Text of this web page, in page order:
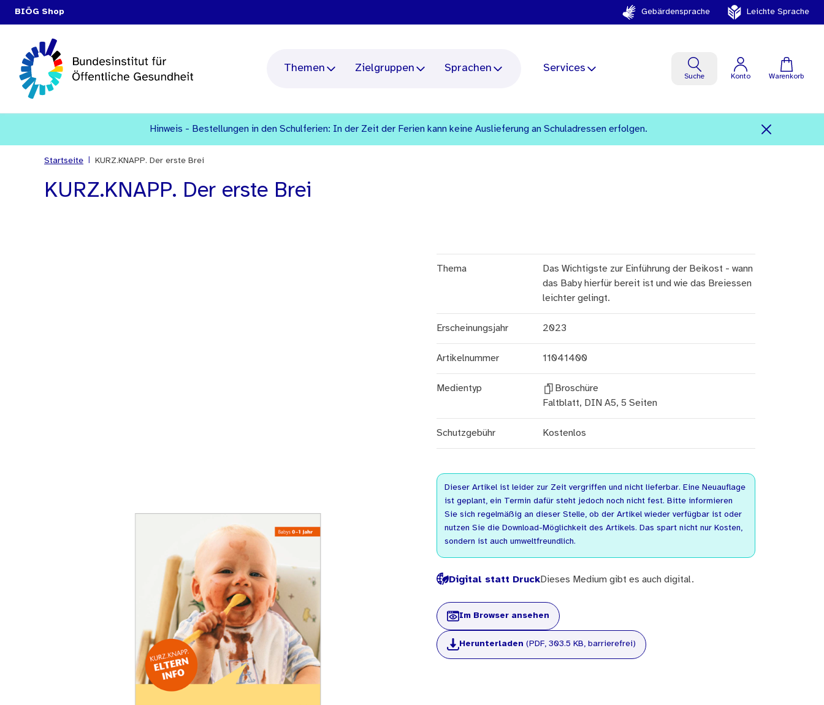
BIÖG Shop Gebärdensprache Leichte Sprache
Themen Zielgruppen Sprachen Services
Suche Konto Warenkorb
Hinweis - Bestellungen in den Schulferien: In der Zeit der Ferien kann keine Auslieferung an Schuladressen erfolgen.
Startseite KURZ.KNAPP. Der erste Brei
KURZ.KNAPP. Der erste Brei
Thema
Das Wichtigste zur Einführung der Beikost - wann
das Baby hierfür bereit ist und wie das Breiessen
leichter gelingt.
Erscheinungsjahr 2023
Artikelnummer 11041400
Medientyp
Broschüre
Faltblatt, DIN A5, 5 Seiten
Schutzgebühr Kostenlos
Dieser Artikel ist leider zur Zeit vergriffen und nicht lieferbar. Eine Neuauflage
ist geplant, ein Termin dafür steht jedoch noch nicht fest. Bitte informieren
Sie sich regelmäßig an dieser Stelle, ob der Artikel wieder verfügbar ist oder
nutzen Sie die Download-Möglichkeit des Artikels. Das spart nicht nur Kosten,
sondern ist auch umweltfreundlich.
Digital statt DruckDieses Medium gibt es auch digital.
Im Browser ansehen
Herunterladen (PDF, 303.5 KB, barrierefrei)